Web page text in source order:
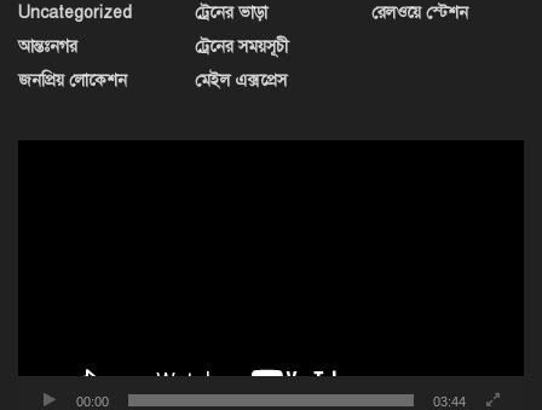
Uncategorized
আন্তঃনগর
জনপ্রিয় লোকেশন
ট্রেনের ভাড়া
ট্রেনের সময়সূচী
মেইল এক্সপ্রেস
রেলওয়ে স্টেশন
00:00 03:44